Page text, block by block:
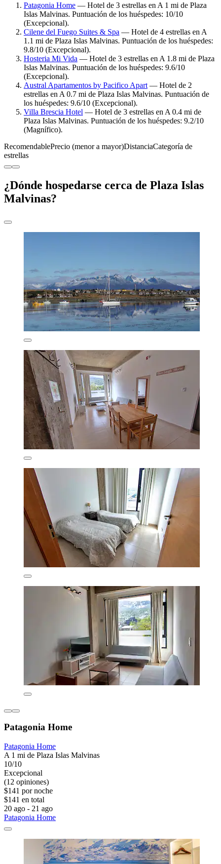
Patagonia Home — Hotel de 3 estrellas en A 1 mi de Plaza
Islas Malvinas. Puntuación de los huéspedes: 10/10
(Excepcional).
Cilene del Fuego Suites & Spa — Hotel de 4 estrellas en A
1.1 mi de Plaza Islas Malvinas. Puntuación de los huéspedes:
9.8/10 (Excepcional).
Hosteria Mi Vida — Hotel de 3 estrellas en A 1.8 mi de Plaza
Islas Malvinas. Puntuación de los huéspedes: 9.6/10
(Excepcional).
Austral Apartamentos by Pacifico Apart — Hotel de 2
estrellas en A 0.7 mi de Plaza Islas Malvinas. Puntuación de
los huéspedes: 9.6/10 (Excepcional).
Villa Brescia Hotel — Hotel de 3 estrellas en A 0.4 mi de
Plaza Islas Malvinas. Puntuación de los huéspedes: 9.2/10
(Magnífico).
RecomendablePrecio (menor a mayor)DistanciaCategoría de
estrellas
¿Dónde hospedarse cerca de Plaza Islas
Malvinas?
Patagonia Home
Patagonia Home
A 1 mi de Plaza Islas Malvinas
10/10
Excepcional
(12 opiniones)
$141 por noche
$141 en total
20 ago - 21 ago
Patagonia Home